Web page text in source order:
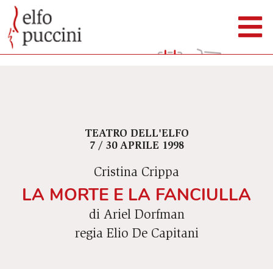
TEATRO DELL'ELFO
7 / 30 APRILE 1998
Cristina Crippa
LA MORTE E LA FANCIULLA
di Ariel Dorfman
regia Elio De Capitani